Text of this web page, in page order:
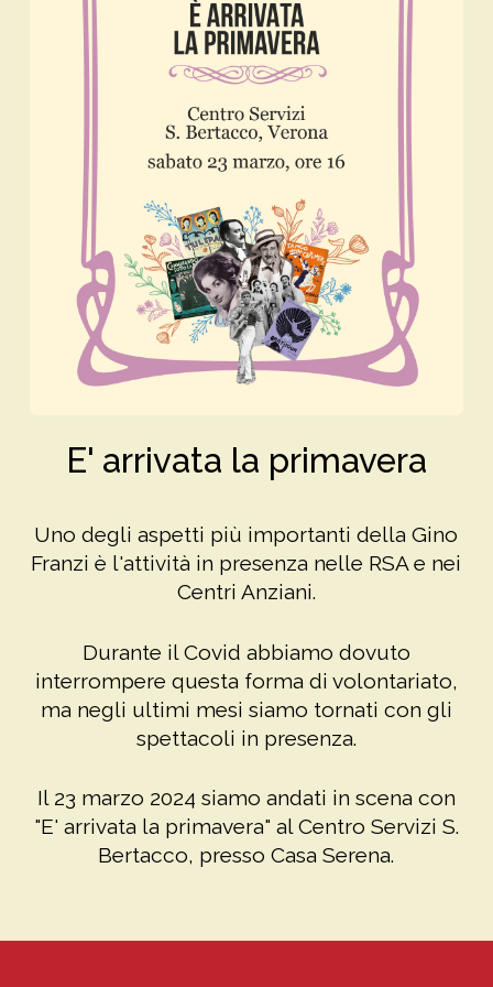
E' arrivata la primavera
Uno degli aspetti più importanti della Gino
Franzi è l'attività in presenza nelle RSA e nei
Centri Anziani.
Durante il Covid abbiamo dovuto
interrompere questa forma di volontariato,
ma negli ultimi mesi siamo tornati con gli
spettacoli in presenza.
Il 23 marzo 2024 siamo andati in scena con
"E' arrivata la primavera" al Centro Servizi S.
Bertacco, presso Casa Serena.